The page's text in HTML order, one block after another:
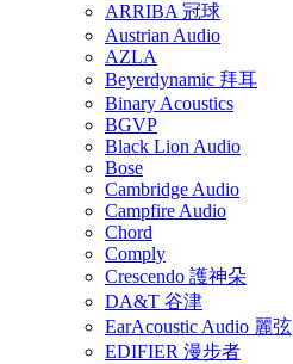
ARRIBA 冠球
Austrian Audio
AZLA
Beyerdynamic 拜耳
Binary Acoustics
BGVP
Black Lion Audio
Bose
Cambridge Audio
Campfire Audio
Chord
Comply
Crescendo 護神朵
DA&T 谷津
EarAcoustic Audio 麗弦
EDIFIER 漫步者